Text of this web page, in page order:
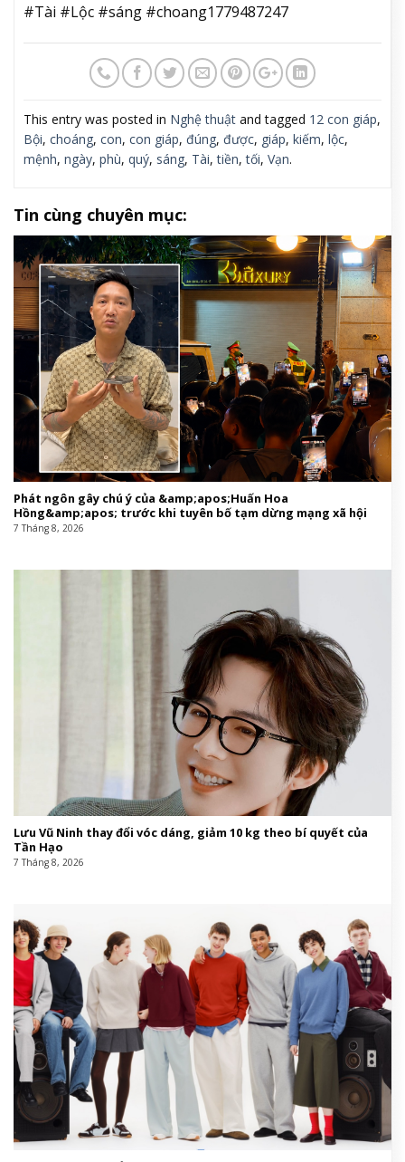
#Tài #Lộc #sáng #choang1779487247
This entry was posted in Nghệ thuật and tagged 12 con giáp,
Bội, choáng, con, con giáp, đúng, được, giáp, kiếm, lộc,
mệnh, ngày, phù, quý, sáng, Tài,tiền,tối, Vạn.
Tin cùng chuyên mục:
Phát ngôn gây chú ý của &amp;apos;Huấn Hoa
Hồng&amp;apos; trước khi tuyên bố tạm dừng mạng xã hội
7 Tháng 8, 2026
Lưu Vũ Ninh thay đổi vóc dáng, giảm 10 kg theo bí quyết của
Tần Hạo
7 Tháng 8, 2026